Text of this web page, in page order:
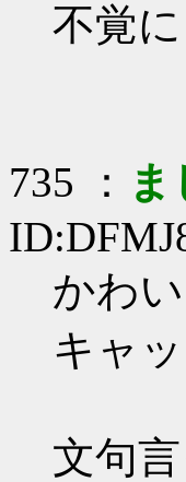
不覚
735 ： ま
かわい
キャ
文句